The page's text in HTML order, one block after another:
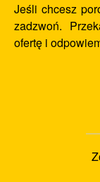
Jeśli chcesz
zadzwoń.
ofertę i